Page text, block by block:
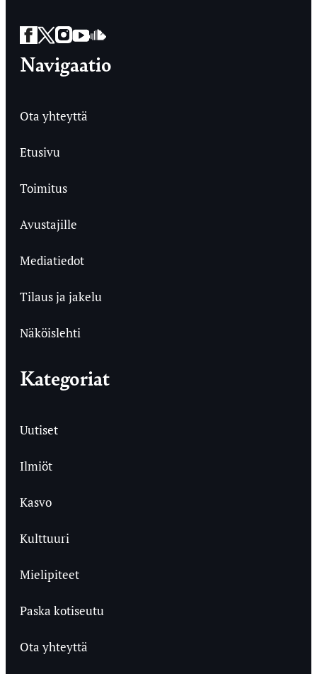
Facebook
Twitter
Instagram
YouTube
SoundCloud
Navigaatio
Ota yhteyttä
Etusivu
Toimitus
Avustajille
Mediatiedot
Tilaus ja jakelu
Näköislehti
Kategoriat
Uutiset
Ilmiöt
Kasvo
Kulttuuri
Mielipiteet
Paska kotiseutu
Ota yhteyttä